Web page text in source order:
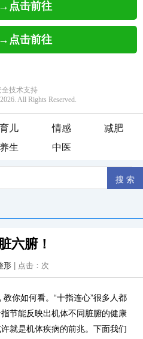
育儿 情感
减肥
养生 中医
六腑！
形 | 点击： 次
你如何看。“十指连心”很多人都
节能反映出机体不同脏腑的健康
就是机体疾病的前兆。下面我们